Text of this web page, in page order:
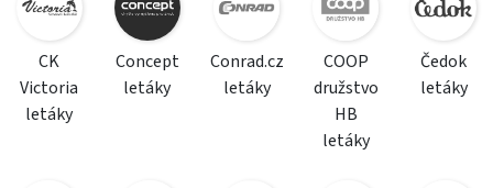
CK
Victoria
letáky
Concept
letáky
Conrad.cz
letáky
COOP
družstvo
HB
letáky
Čedok
letáky